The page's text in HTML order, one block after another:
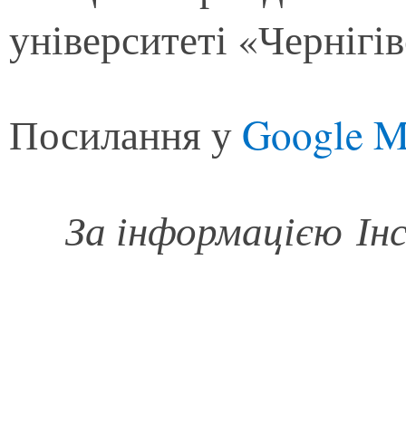
університеті
Посилання у Google
За інформацією